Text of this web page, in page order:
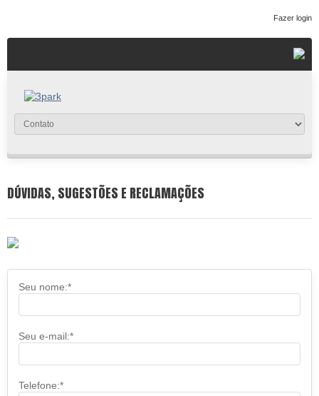
Fazer login
DÚVIDAS, SUGESTÕES E RECLAMAÇÕES
Seu nome:*
Seu e-mail:*
Telefone:*